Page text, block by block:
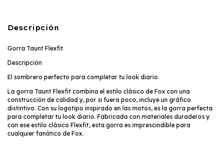
Descripción
Gorra Taunt Flexfit
Descripción
El sombrero perfecto para completar tu look diario.
La gorra Taunt Flexfit combina el estilo clásico de Fox con una
construcción de calidad y, por si fuera poco, incluye un gráfico
distintivo. Con su logotipo inspirado en las motos, es la gorra perfecta
para completar tu look diario. Fabricada con materiales duraderos y
con ese estilo clásico Flexfit, esta gorra es imprescindible para
cualquier fanático de Fox.